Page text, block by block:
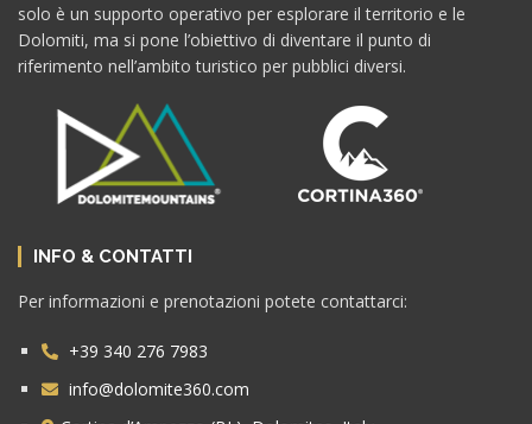
solo è un supporto operativo per esplorare il territorio e le
Dolomiti, ma si pone l’obiettivo di diventare il punto di
riferimento nell’ambito turistico per pubblici diversi.
INFO & CONTATTI
Per informazioni e prenotazioni potete contattarci:
+39 340 276 7983
info@dolomite360.com